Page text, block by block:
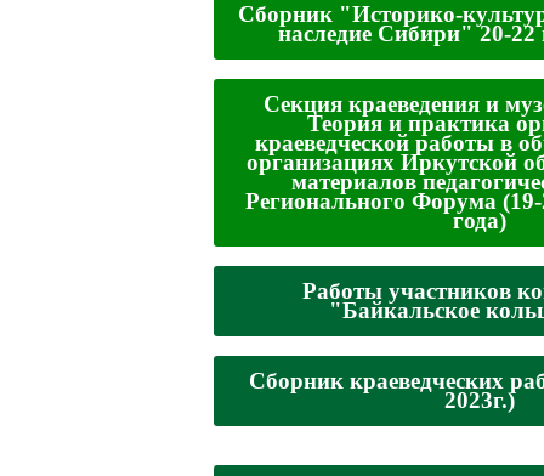
Сборник "Историко-
наследие Сибири" 20-22
Секция краеведения и
Теория и практика
краеведческой работы в
организациях Иркутской
материалов
Регионального Форума
года)
Работы участников
"Байкальское
Сборник краеведческих
2023г.)